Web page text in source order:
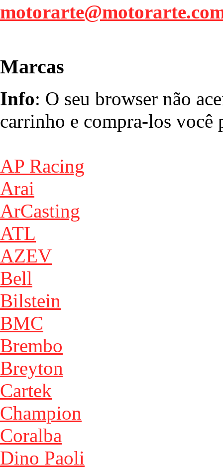
Marcas
Info: O seu browser não
carrinho e compra-los você
AP Racing
Arai
ArCasting
ATL
AZEV
Bell
Bilstein
BMC
Brembo
Breyton
Cartek
Champion
Coralba
Dino Paoli